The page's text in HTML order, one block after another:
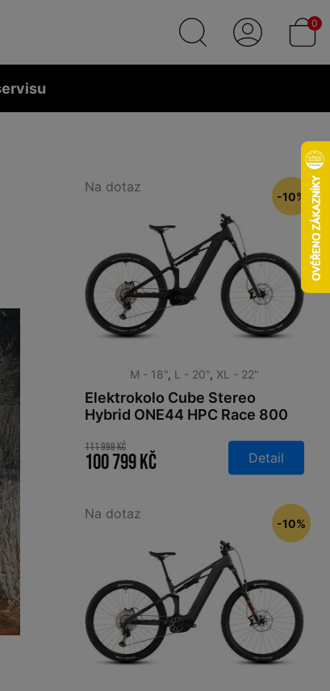
0
Na dotaz
M - 18", L - 20", XL - 22"
Elektrokolo Cube Stereo
Hybrid ONE44 HPC Race 800
-10%
111 999 Kč
100 799 Kč Detail
Na dotaz
-10%